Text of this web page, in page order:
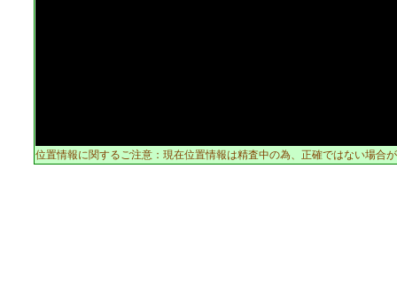
位置情報に関するご注意：現在位置情報は精査中の為、正確ではない場合